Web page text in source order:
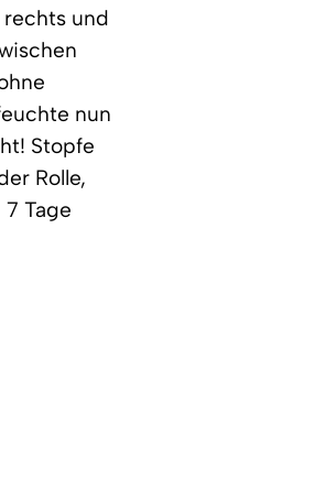
rechts und
nun
Stopfe
Rolle,
Tage